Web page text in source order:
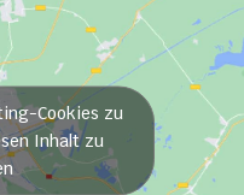
Cookies zu
Inhalt zu